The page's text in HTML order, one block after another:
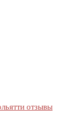
отзывы